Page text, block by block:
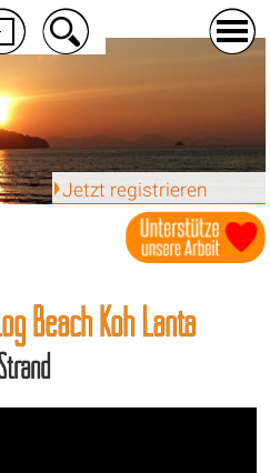
Jetzt registrieren
Beach Koh Lanta